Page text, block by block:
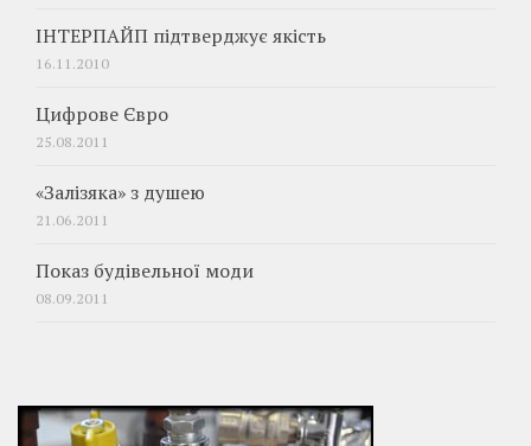
ІНТЕРПАЙП підтверджує якість
16.11.2010
Цифрове Євро
25.08.2011
«Залізяка» з душею
21.06.2011
Показ будівельної моди
08.09.2011